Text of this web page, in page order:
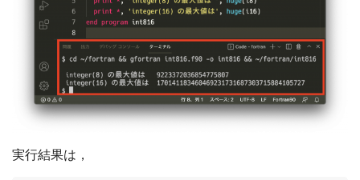
実行結果は，